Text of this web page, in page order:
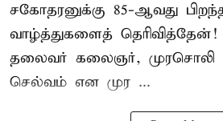
சகோதரனுக்கு 85-ஆவது
வாழ்த்துகளைத் தெரிவித்தேன்!
தலைவர் கலைஞர், முரசொலி
செல்வம் என முர ...